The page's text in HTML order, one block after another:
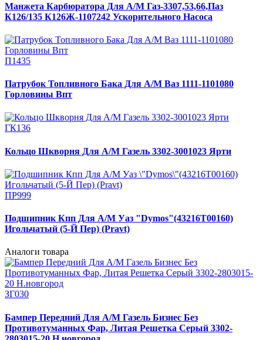
Манжета Карбюратора Для А/М Газ-3307,53,66,Паз
К126/135 К126Ж-1107242 Ускорительного Насоса
П1435
Патрубок Топливного Бака Для А/М Ваз 1111-1101080
Горловины Впт
ГК136
Кольцо Шкворня Для А/М Газель 3302-3001023 Ярти
ПР999
Подшипник Кпп Для А/М Уаз "Dymos"(43216Т00160)
Игольчатый (5-Й Пер) (Pravt)
Аналоги товара
ЗГ030
Бампер Передний Для А/М Газель Бизнес Без
Противотуманных Фар, Литая Решетка Серый 3302-